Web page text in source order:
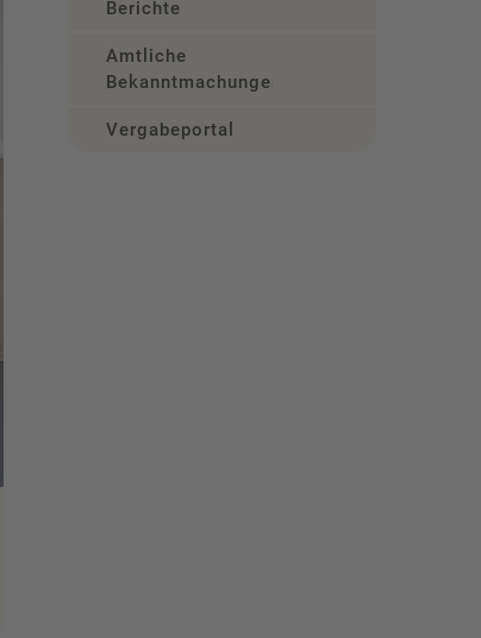
Berichte
Amtliche
Bekanntmachungen
Vergabeportal